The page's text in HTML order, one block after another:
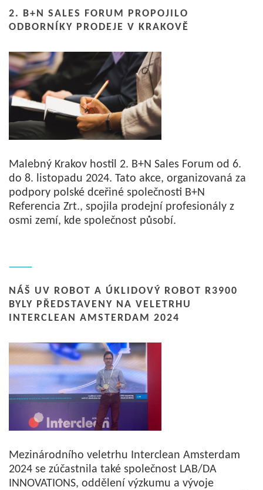
2. B+N SALES FORUM PROPOJILO
ODBORNÍKY PRODEJE V KRAKOVĚ
Malebný Krakov hostil 2. B+N Sales Forum od 6.
do 8. listopadu 2024. Tato akce, organizovaná za
podpory polské dceřiné společnosti B+N
Referencia Zrt., spojila prodejní profesionály z
osmi zemí, kde společnost působí.
NÁŠ UV ROBOT A ÚKLIDOVÝ ROBOT R3900
BYLY PŘEDSTAVENY NA VELETRHU
INTERCLEAN AMSTERDAM 2024
Mezinárodního veletrhu Interclean Amsterdam
2024 se zúčastnila také společnost LAB/DA
INNOVATIONS, oddělení výzkumu a vývoje